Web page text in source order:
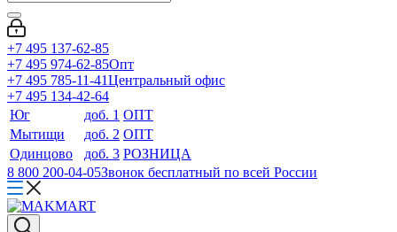
+7 495 137-62-85
+7 495 974-62-85Опт
+7 495 785-11-41Центральный офис
+7 495 134-42-64
Юг
доб. 1 ОПТ
Мытищи
доб. 2 ОПТ
Одинцово
доб. 3 РОЗНИЦА
8 800 200-04-05Звонок бесплатный по всей России